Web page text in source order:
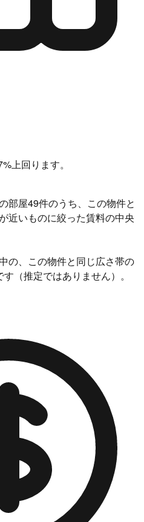
上回ります。
部屋49件のうち、この物件と
近いものに絞った賃料の中央
の、この物件と同じ広さ帯の
（推定ではありません）。